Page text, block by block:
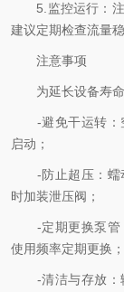
5.监控运行：注
建议定期检查流量稳
注意事项
为延长设备寿命
-避免干运转：空
启动；
-防止超压：蠕动
时加装泄压阀；
-定期更换泵管：
使用频率定期更换；
-清洁与存放：输